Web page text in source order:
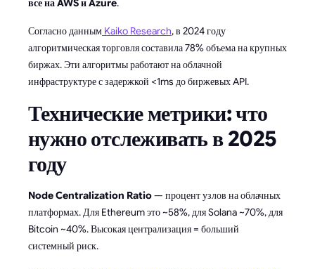
все на AWS и Azure.
Согласно данным Kaiko Research, в 2024 году
алгоритмическая торговля составила 78% объема на крупных
биржах. Эти алгоритмы работают на облачной
инфраструктуре с задержкой <1ms до биржевых API.
Технические метрики: что
нужно отслеживать в 2025
году
Node Centralization Ratio— процент узлов на облачных
платформах. Для Ethereum это ~58%, для Solana ~70%, для
Bitcoin ~40%. Высокая централизация = больший
системный риск.